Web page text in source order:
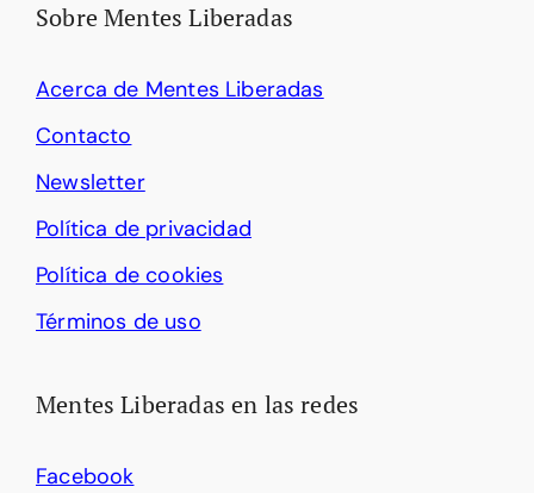
Sobre Mentes Liberadas
Acerca de Mentes Liberadas
Contacto
Newsletter
Política de privacidad
Política de cookies
Términos de uso
Mentes Liberadas en las redes
Facebook